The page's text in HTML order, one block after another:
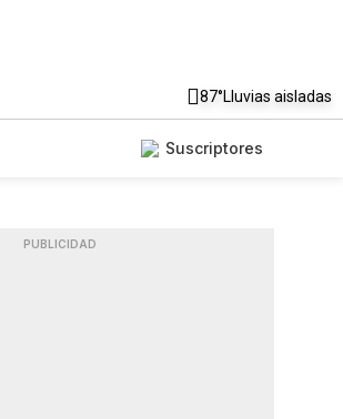
87°Lluvias aisladas
Suscriptores
PUBLICIDAD